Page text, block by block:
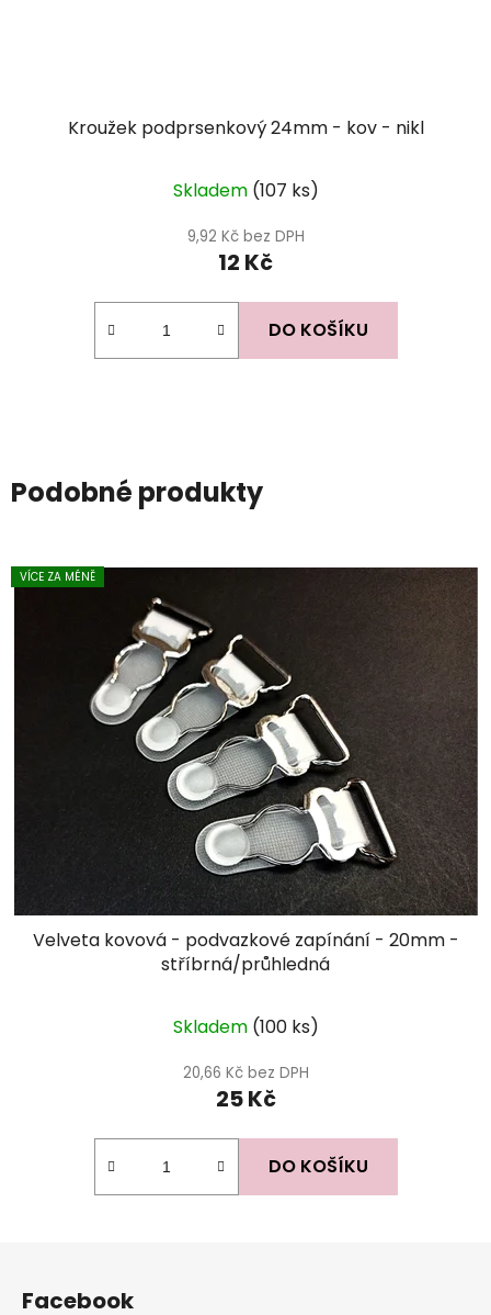
Kroužek podprsenkový 24mm - kov - nikl
Skladem (107 ks)
9,92 Kč bez DPH
12 Kč
DO KOŠÍKU
Podobné produkty
VÍCE ZA MÉNĚ
Velveta kovová - podvazkové zapínání - 20mm -
stříbrná/průhledná
Skladem (100 ks)
20,66 Kč bez DPH
25 Kč
DO KOŠÍKU
Facebook